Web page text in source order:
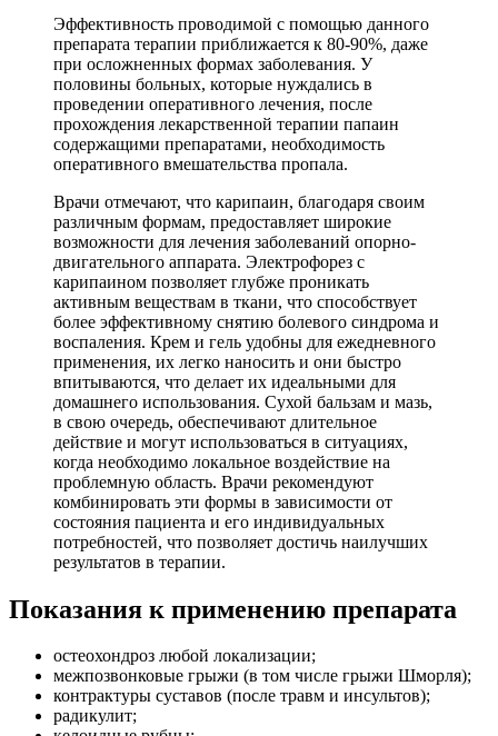
Эффективность проводимой с помощью данного
препарата терапии приближается к 80-90%, даже
при осложненных формах заболевания. У
половины больных, которые нуждались в
проведении оперативного лечения, после
прохождения лекарственной терапии папаин
содержащими препаратами, необходимость
оперативного вмешательства пропала.
Врачи отмечают, что карипаин, благодаря своим
различным формам, предоставляет широкие
возможности для лечения заболеваний опорно-
двигательного аппарата. Электрофорез с
карипаином позволяет глубже проникать
активным веществам в ткани, что способствует
более эффективному снятию болевого синдрома и
воспаления. Крем и гель удобны для ежедневного
применения, их легко наносить и они быстро
впитываются, что делает их идеальными для
домашнего использования. Сухой бальзам и мазь,
в свою очередь, обеспечивают длительное
действие и могут использоваться в ситуациях,
когда необходимо локальное воздействие на
проблемную область. Врачи рекомендуют
комбинировать эти формы в зависимости от
состояния пациента и его индивидуальных
потребностей, что позволяет достичь наилучших
результатов в терапии.
Показания к применению препарата
остеохондроз любой локализации;
межпозвонковые грыжи (в том числе грыжи Шморля);
контрактуры суставов (после травм и инсультов);
радикулит;